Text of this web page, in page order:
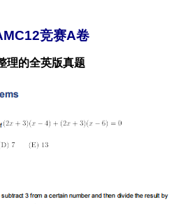
竞赛A卷
理的全英版真题